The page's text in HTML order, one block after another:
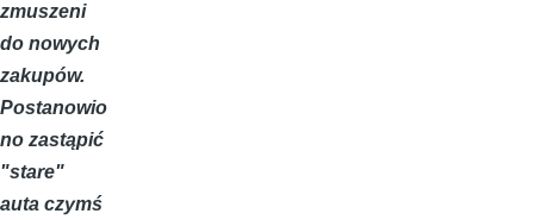
zmuszeni
do nowych
zakupów.
Postanowio
no zastąpić
"stare"
auta czymś